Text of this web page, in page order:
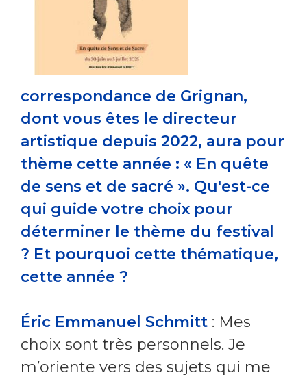
correspondance de Grignan,
dont vous êtes le directeur
artistique depuis 2022, aura pour
thème cette année : « En quête
de sens et de sacré ». Qu'est-ce
qui guide votre choix pour
déterminer le thème du festival
? Et pourquoi cette thématique,
cette année ?
Éric Emmanuel Schmitt : Mes
choix sont très personnels. Je
m’oriente vers des sujets qui me